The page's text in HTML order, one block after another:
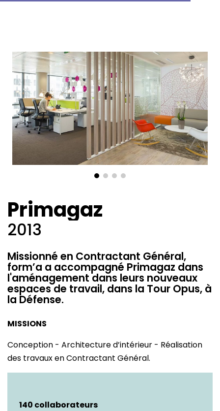
Primagaz
2013
Missionné en Contractant Général,
form’a a accompagné Primagaz dans
l'aménagement dans leurs nouveaux
espaces de travail, dans la Tour Opus, à
la Défense.
MISSIONS
Conception - Architecture d’intérieur - Réalisation
des travaux en Contractant Général.
140 collaborateurs